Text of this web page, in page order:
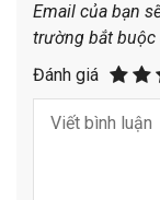
Email của bạn
trường bắt buộc
Đánh giá